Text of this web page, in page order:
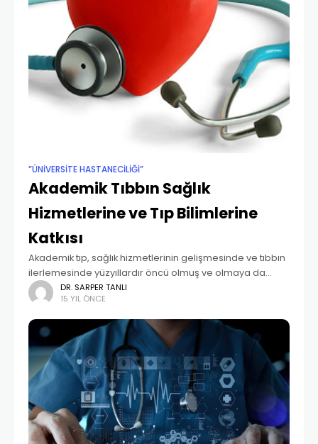
”ÜNIVERSITE HASTANECILIĞI”
Akademik Tıbbın Sağlık
Hizmetlerine ve Tıp Bilimlerine
Katkısı
Akademik tıp, sağlık hizmetlerinin gelişmesinde ve tıbbın
ilerlemesinde yüzyıllardır öncü olmuş ve olmaya da
devam edecektir. Akademik tıp diye adlandırdığımız
eğitim ve üniversite hastaneleri, sosyal kurumlarımız
arasında farklı konumda yer
DR. SARPER TANLI
15 YIL ÖNCE